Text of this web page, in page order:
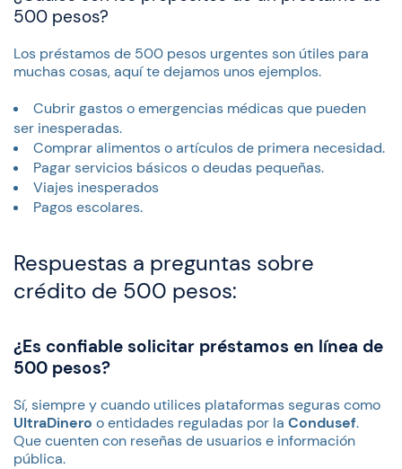
500 pesos?
Los préstamos de 500 pesos urgentes son útiles para
muchas cosas, aquí te dejamos unos ejemplos.
Cubrir gastos o emergencias médicas que pueden
ser inesperadas.
Comprar alimentos o artículos de primera necesidad.
Pagar servicios básicos o deudas pequeñas.
Viajes inesperados
Pagos escolares.
Respuestas a preguntas sobre
crédito de 500 pesos:
¿Es confiable solicitar préstamos en línea de
500 pesos?
Sí, siempre y cuando utilices plataformas seguras como
UltraDinero o entidades reguladas por la Condusef.
Que cuenten con reseñas de usuarios e información
pública.